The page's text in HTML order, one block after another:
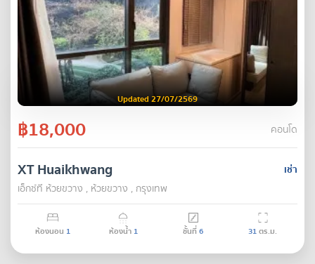
Updated 27/07/2569
฿18,000 คอนโด
เช่า
XT Huaikhwang
เอ็กซ์ที ห้วยขวาง , ห้วยขวาง , กรุงเทพ
ห้องนอน 1 ห้องน้ำ 1 ชั้นที่6 31ตร.ม.